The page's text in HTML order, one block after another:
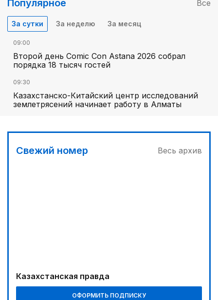
Популярное Все
За сутки За неделю За месяц
09:00
Второй день Comic Con Astana 2026 собрал
порядка 18 тысяч гостей
09:30
Казахстанско-Китайский центр исследований
землетрясений начинает работу в Алматы
Свежий номер Весь архив
Казахстанская правда
ОФОРМИТЬ ПОДПИСКУ